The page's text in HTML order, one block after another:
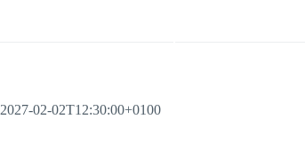
2027-02-02T12:30:00+0100